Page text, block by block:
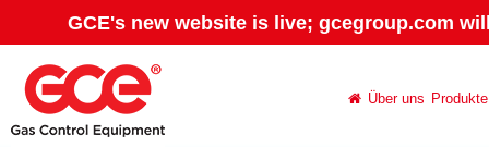
GCE's new website is live; gcegroup.com
Über uns Produkte